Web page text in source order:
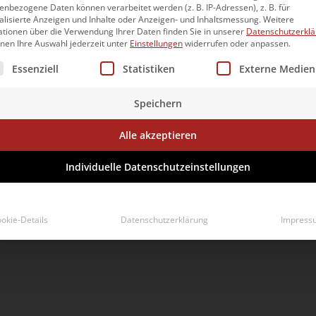
Daten können verarbeitet werden (z. B. IP-Adressen), z. B. für
Anzeigen und Inhalte oder Anzeigen- und Inhaltsmessung.Weitere
über die Verwendung Ihrer Daten finden Sie in unserer
Ihre Auswahl jederzeit unter Einstellungenwiderrufen oder anpassen.
eine Liste der Service-Gruppen, für die eine
Essenziell Statistiken Externe Medien
Speichern
Alle akzeptieren
Individuelle Datenschutzeinstellungen
Details Datenschutzerklärung